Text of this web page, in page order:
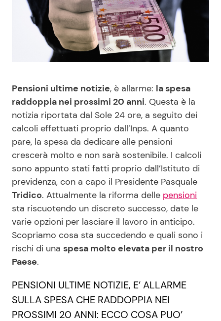
Benessere
Moda e Style
Mondo Mamma
News benessere
Salute
Viaggi e Turismo
Festività
Cucina e Ricette
Consigli di Cucina
Dolci
Le Ricette in TV
Primi Piatti
Ricette Facili e Veloci
Ricette Feste
Ricette per Bambini
Seguici
Info
Pensioni ultime notizie, è allarme: la spesa
raddoppia nei prossimi 20 anni. Questa è la
notizia riportata dal Sole 24 ore, a seguito dei
calcoli effettuati proprio dall’Inps. A quanto
pare, la spesa da dedicare alle pensioni
crescerà molto e non sarà sostenibile. I calcoli
sono appunto stati fatti proprio dall’Istituto di
previdenza, con a capo il Presidente Pasquale
Tridico. Attualmente la riforma delle pensioni
sta riscuotendo un discreto successo, date le
varie opzioni per lasciare il lavoro in anticipo.
Scopriamo cosa sta succedendo e quali sono i
rischi di una spesa molto elevata per il nostro
Paese.
PENSIONI ULTIME NOTIZIE, E’ ALLARME
SULLA SPESA CHE RADDOPPIA NEI
PROSSIMI 20 ANNI: ECCO COSA PUO’